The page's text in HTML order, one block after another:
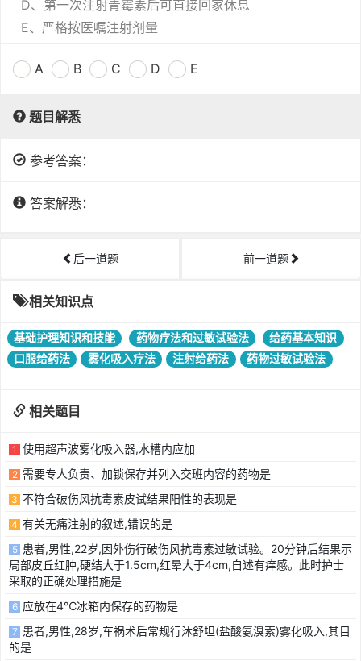
D、第一次注射青霉素后可直接回家休息
E、严格按医嘱注射剂量
A B C D E
题目解悉
参考答案：
答案解悉：
后一道题 前一道题
相关知识点
基础护理知识和技能 药物疗法和过敏试验法
给药基本知识
口服给药法
雾化吸入疗法 注射给药法 药物过敏试验法
相关题目
1 使用超声波雾化吸入器,水槽内应加
2 需要专人负责、加锁保存并列入交班内容的药物是
3 不符合破伤风抗毒素皮试结果阳性的表现是
4 有关无痛注射的叙述,错误的是
5 患者,男性,22岁,因外伤行破伤风抗毒素过敏试验。20分钟后结果示
局部皮丘红肿,硬结大于1.5cm,红晕大于4cm,自述有痒感。此时护士
采取的正确处理措施是
6 应放在4℃冰箱内保存的药物是
7 患者,男性,28岁,车祸术后常规行沐舒坦(盐酸氨溴索)雾化吸入,其目
的是